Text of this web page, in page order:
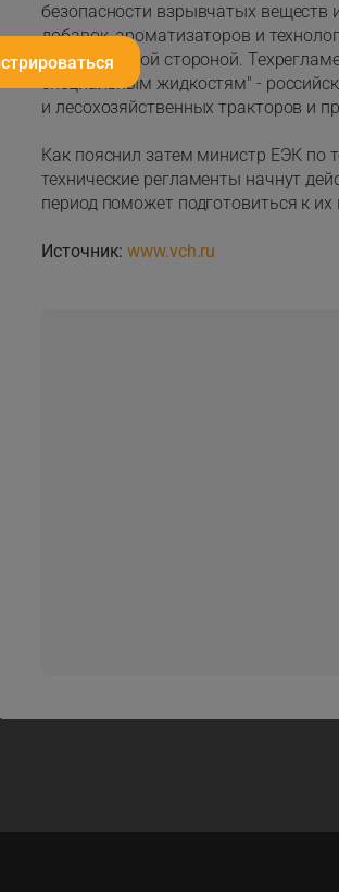
безопасности взрывчатых веществ
добавок, ароматизаторов и
казахстанской стороной.
специальным жидкостям" -
и лесохозяйственных тракторов и
Как пояснил затем министр ЕЭК по
технические регламенты начнут
период поможет подготовиться к
Источник:www.vch.ru